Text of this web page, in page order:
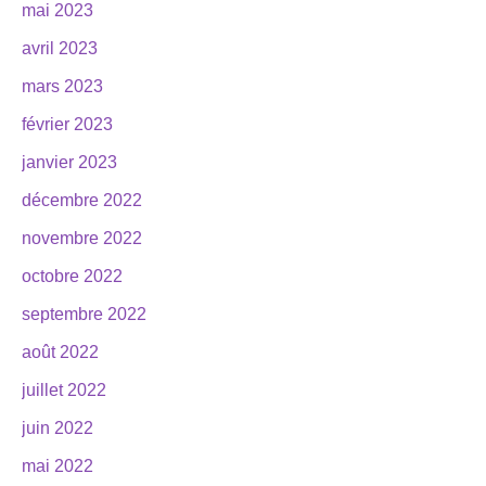
mai 2023
avril 2023
mars 2023
février 2023
janvier 2023
décembre 2022
novembre 2022
octobre 2022
septembre 2022
août 2022
juillet 2022
juin 2022
mai 2022